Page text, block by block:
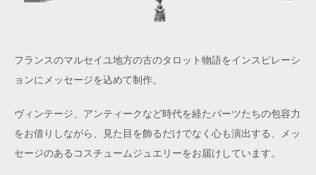
フランスのマルセイユ地方の古のタロット物語をインスピレーシ
ョンにメッセージを込めて制作。
ヴィンテージ、アンティークなど時代を経たパーツたちの包容力
をお借りしながら、見た目を飾るだけでなく心も演出する、メッ
セージのあるコスチュームジュエリーをお届けしています。